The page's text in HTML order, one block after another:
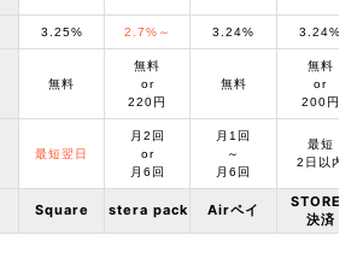
3.25% 2.7%～ 3.24% 3.24%
無料
無料
or
220円
無料
無料
or
200円
最短翌日
月2回
or
月6回
月1回
～
月6回
最短
2日以内
Square stera pack Airペイ
STORES
決済